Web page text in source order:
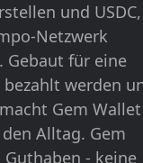
und USDC,
Netzwerk
Gebaut für eine
werden
Gem Wallet
Alltag. Gem
- keine